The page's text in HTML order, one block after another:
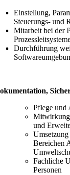
Einstellung,
Steuerungs- und
Mitarbeit bei der
Durchführung
Pflege und
Mitwirkung
und
Bereichen
Fachliche
Personen